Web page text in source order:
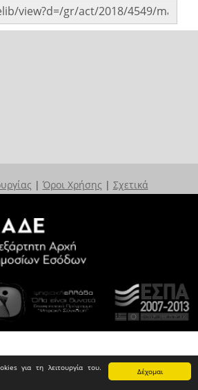
Δέχομαι
για τη λειτουργία του.
| Όροι Χρήσης | Σχετικά